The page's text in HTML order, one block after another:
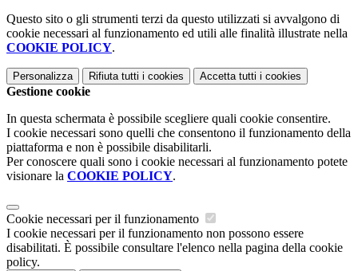
Questo sito o gli strumenti terzi da questo utilizzati si avvalgono di
cookie necessari al funzionamento ed utili alle finalità illustrate nella
COOKIE POLICY.
Personalizza Rifiuta tutti i cookies Accetta tutti i cookies
Gestione cookie
In questa schermata è possibile scegliere quali cookie consentire.
I cookie necessari sono quelli che consentono il funzionamento della
piattaforma e non è possibile disabilitarli.
Per conoscere quali sono i cookie necessari al funzionamento potete
visionare la COOKIE POLICY.
Cookie necessari per il funzionamento
I cookie necessari per il funzionamento non possono essere
disabilitati. È possibile consultare l'elenco nella pagina della cookie
policy.